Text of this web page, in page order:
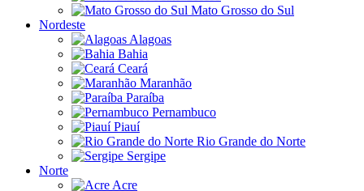
Mato Grosso do Sul
Nordeste
Alagoas
Bahia
Ceará
Maranhão
Paraíba
Pernambuco
Piauí
Rio Grande do Norte
Sergipe
Norte
Acre